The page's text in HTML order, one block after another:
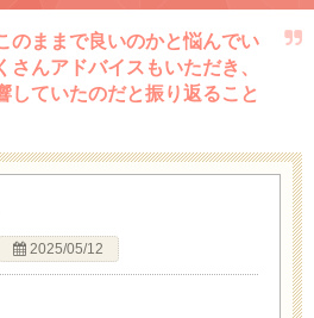
のままで良いのかと悩んでい
さんアドバイスもいただき、
していたのだと振り返ること
2025/05/12